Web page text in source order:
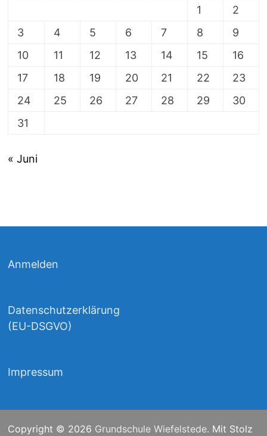
1
2
3
4 5 6 7 8
9
10
11 12 13 14 15
16
17
18 19 20 21 22
23
24
25 26 27 28 29
30
31
« Juni
Anmelden
Datenschutzerklärung
(EU-DSGVO)
Impressum
Copyright © 2026 Grundschule Wiefelstede. Mit Stolz